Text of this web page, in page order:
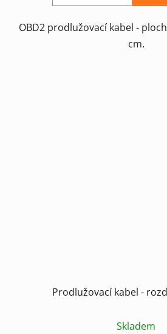
OBD2 prodlužovací kabel -
cm.
Prodlužovací kabel -
Skladem